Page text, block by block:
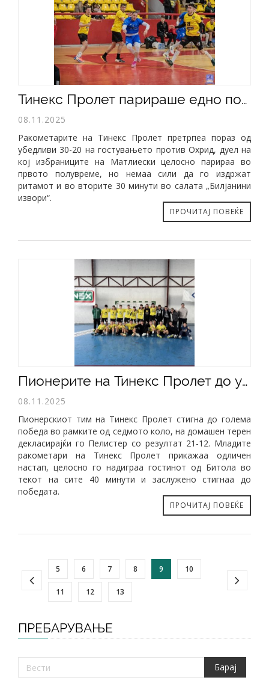
Тинекс Пролет парираше едно полувреме на силниот Охрид
08.11.2025
Ракометарите на Тинекс Пролет претрпеа пораз од
убедливи 30-20 на гостувањето против Охрид, дуел на
кој избраниците на Матлиески целосно парираа во
првото полувреме, но немаа сили да го издржат
ритамот и во вторите 30 минути во салата „Билјанини
извори“.
ПРОЧИТАЈ ПОВЕЌЕ
Пионерите на Тинекс Пролет до убедлив триумф над Пелистер
08.11.2025
Пионерскиот тим на Тинекс Пролет стигна до голема
победа во рамките од седмото коло, на домашен терен
декласирајќи го Пелистер со резултат 21-12. Младите
ракометари на Тинекс Пролет прикажаа одличен
настап, целосно го надиграа гостинот од Битола во
текот на сите 40 минути и заслужено стигнаа до
победата.
ПРОЧИТАЈ ПОВЕЌЕ
5 6 7 8 9 10
11 12 13
ПРЕБАРУВАЊЕ